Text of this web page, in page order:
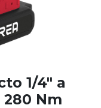
1/4" a
Nm